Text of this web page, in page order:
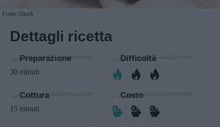
Fonte: iStock
Dettagli ricetta
Preparazione
30 minuti
Difficoltà
Cottura
15 minuti
Costo